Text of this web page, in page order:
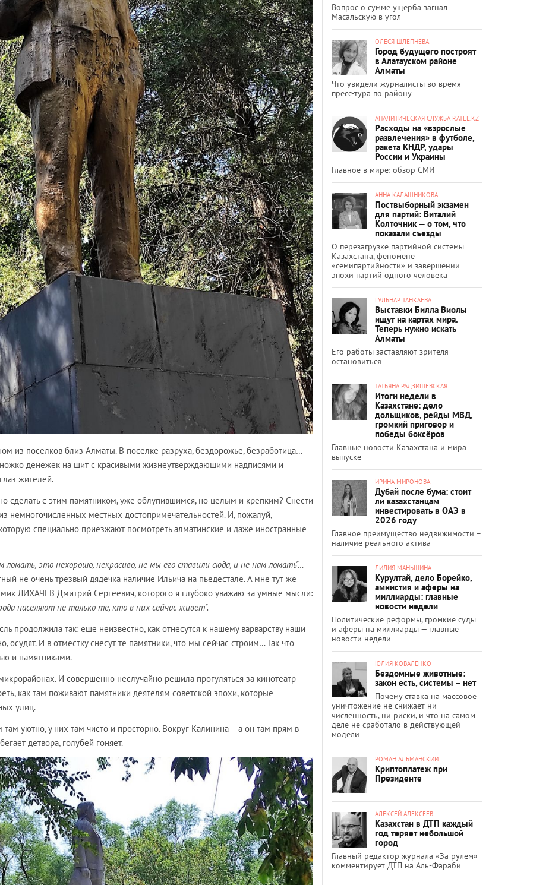
из поселков близ Алматы. В поселке разруха, бездорожье, безработица…
денежек на щит с красивыми жизнеутверждающими надписями и
жителей.
сделать с этим памятником, уже облупившимся, но целым и крепким? Снести
немногочисленных местных достопримечательностей. И, пожалуй,
специально приезжают посмотреть алматинские и даже иностранные
ломать, это нехорошо, некрасиво, не мы его ставили сюда, и не нам ломать"…
не очень трезвый дядечка наличие Ильича на пьедестале. А мне тут же
ЛИХАЧЕВ Дмитрий Сергеевич, которого я глубоко уважаю за умные мысли:
населяют не только те, кто в них сейчас живет".
продолжила так: еще неизвестно, как отнесутся к нашему варварству наши
осудят. И в отместку снесут те памятники, что мы сейчас строим… Так что
и памятниками.
И совершенно неслучайно решила прогуляться за кинотеатр
как там поживают памятники деятелям советской эпохи, которые
улиц.
уютно, у них там чисто и просторно. Вокруг Калинина – а он там прям в
детвора, голубей гоняет.
Вопрос о сумме ущерба загнал
Масальскую в угол
ОЛЕСЯ ШЛЕПНЕВА
Город будущего построят
в Алатауском районе
Алматы
Что увидели журналисты во время
пресс-тура по району
АНАЛИТИЧЕСКАЯ СЛУЖБА RATEL.KZ
Расходы на «взрослые
развлечения» в футболе,
ракета КНДР, удары
России и Украины
Главное в мире: обзор СМИ
АННА КАЛАШНИКОВА
Поствыборный экзамен
для партий: Виталий
Колточник — о том, что
показали съезды
О перезагрузке партийной системы
Казахстана, феномене
«семипартийности» и завершении
эпохи партий одного человека
ГУЛЬНАР ТАНКАЕВА
Выставки Билла Виолы
ищут на картах мира.
Теперь нужно искать
Алматы
Его работы заставляют зрителя
остановиться
ТАТЬЯНА РАДЗИШЕВСКАЯ
Итоги недели в
Казахстане: дело
дольщиков, рейды МВД,
громкий приговор и
победы боксёров
Главные новости Казахстана и мира
выпуске
ИРИНА МИРОНОВА
Дубай после бума: стоит
ли казахстанцам
инвестировать в ОАЭ в
2026 году
Главное преимущество недвижимости –
наличие реального актива
ЛИЛИЯ МАНЬШИНА
Курултай, дело Борейко,
амнистия и аферы на
миллиарды: главные
новости недели
Политические реформы, громкие суды
и аферы на миллиарды — главные
новости недели
ЮЛИЯ КОВАЛЕНКО
Бездомные животные:
закон есть, системы – нет
Почему ставка на массовое
уничтожение не снижает ни
численность, ни риски, и что на самом
деле не сработало в действующей
модели
РОМАН АЛЬМАНСКИЙ
Криптоплатеж при
Президенте
АЛЕКСЕЙ АЛЕКСЕЕВ
Казахстан в ДТП каждый
год теряет небольшой
город
Главный редактор журнала «За рулём»
комментирует ДТП на Аль-Фараби